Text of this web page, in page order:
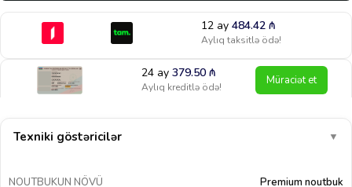
12 ay 484.42 ₼
Aylıq taksitlə ödə!
24 ay379.50₼
Aylıq kreditlə ödə! Müraciət et
Texniki göstəricilər ▼
NOUTBUKUN NÖVÜ
Premium noutbuk